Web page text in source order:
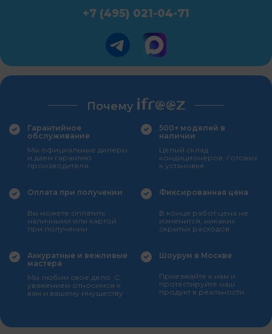
+7 (495) 021-04-71
Почему
Гарантийное
обслуживание
Мы официальные дилеры
и даем гарантию
производителя
500+ моделей в
наличии
Целый склад
кондиционеров, готовых
к установке
Оплата при получении
Вы можете оплатить
наличными или картой
при получении
Фиксированная цена
В конце работ цена не
изменится, никаких
скрытых расходов
Аккуратные и вежливые
мастера
Мы любим свое дело. С
уважением относимся к
вам и вашему имуществу
Шоурум в Москве
Приезжайте к нам и
протестируйте наш
продукт в реальности